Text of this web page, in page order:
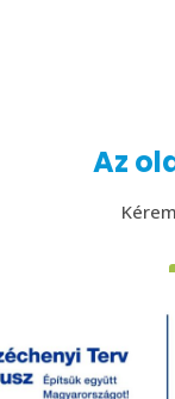
Az
A jobb
használunk.